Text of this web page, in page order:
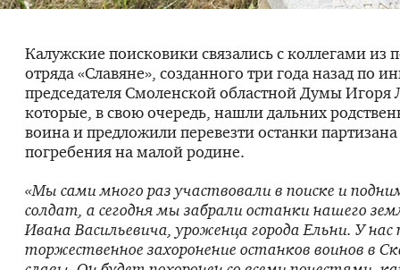
Калужские поисковики связались с коллегами из
отряда «Славяне», созданного три года назад по
председателя Смоленской областной Думы Игоря
которые, в свою очередь, нашли дальних
воина и предложили перевезти останки
погребения на малой родине.
«Мы сами много раз участвовали в поиске и
солдат, а сегодня мы забрали останки нашего
Ивана Васильевича, уроженца города Ельни. У нас
торжественное захоронение останков воинов в